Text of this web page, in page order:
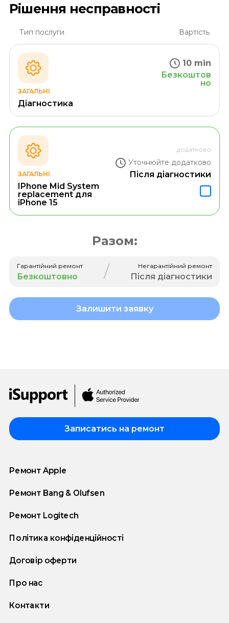
Рішення несправності
Тип послуги Вартість
ЗАГАЛЬНІ
Діагностика
10 min
Безкоштов
но
ЗАГАЛЬНІ
IPhone Mid System
replacement для
iPhone 15
додатково
Уточнюйте додатково
Після діагностики
Разом:
Гарантійний ремонт
Безкоштовно / Негарантійний ремонт
Після діагностики
Залишити заявку
Записатись на ремонт
Ремонт Apple
Ремонт Bang & Olufsen
Ремонт Logitech
Політика конфіденційності
Договір оферти
Про нас
Контакти